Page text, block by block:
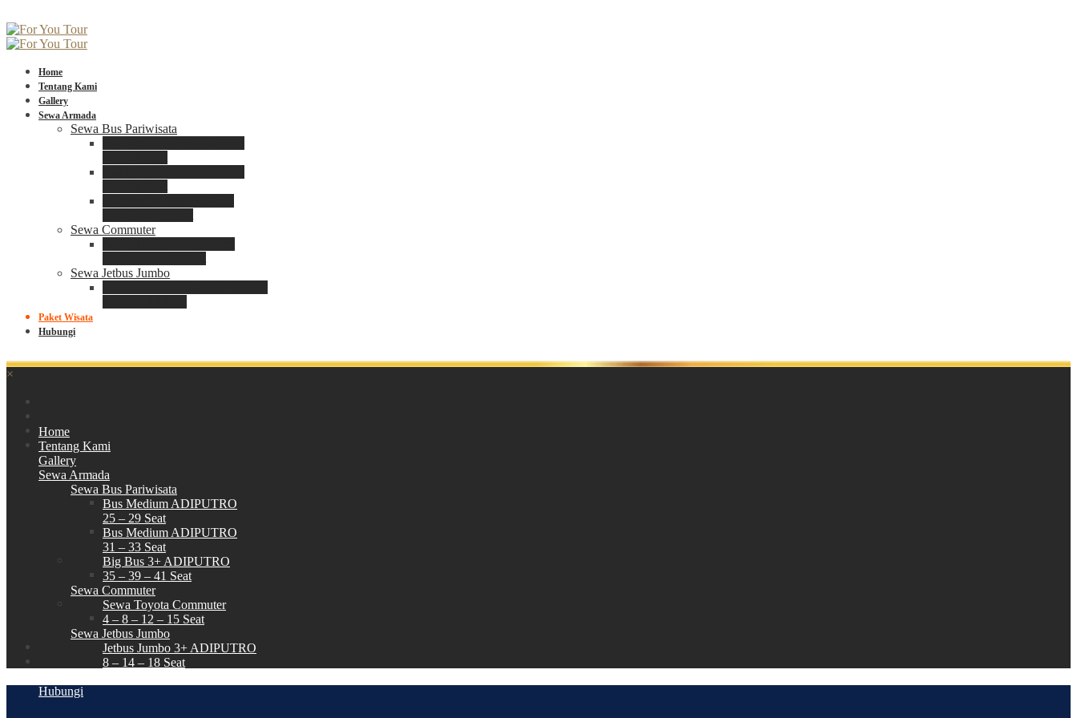
Home
Tentang Kami
Gallery
Sewa Armada
Sewa Bus Pariwisata
Sewa Commuter
Sewa Jetbus Jumbo
Paket Wisata
Hubungi
×
Home
Tentang Kami
Gallery
Sewa Armada
Sewa Bus Pariwisata
Bus Medium ADIPUTRO
25 – 29 Seat
Bus Medium ADIPUTRO
31 – 33 Seat
Big Bus 3+ ADIPUTRO
35 – 39 – 41 Seat
Sewa Commuter
Sewa Toyota Commuter
4 – 8 – 12 – 15 Seat
Sewa Jetbus Jumbo
Jetbus Jumbo 3+ ADIPUTRO
8 – 14 – 18 Seat
Hubungi